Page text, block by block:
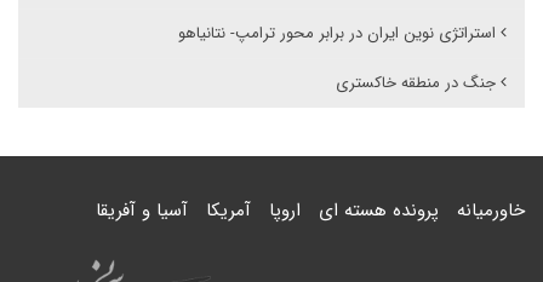
استراتژی نوین ایران در برابر محور ترامپ- نتانیاهو
جنگ در منطقه خاکستری
خاورمیانه پرونده هسته ای اروپا آمریکا آسیا و آفریقا